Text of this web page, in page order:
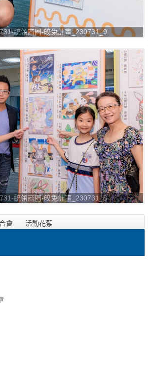
統領商圈-皎兔計畫_230731_9
統領商圈-皎兔計畫_230731_8
會
活動花絮
領商圈-皎兔計畫活動相本